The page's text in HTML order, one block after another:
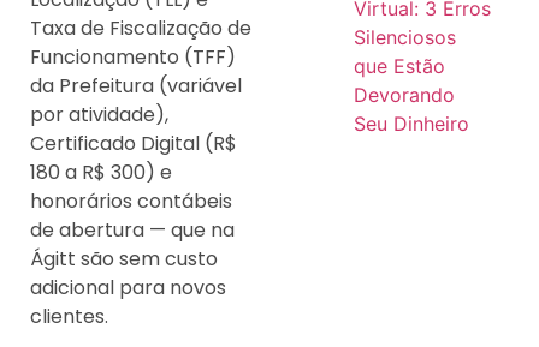
Taxa de Fiscalização de
Funcionamento (TFF)
da Prefeitura (variável
por atividade),
Certificado Digital (R$
180 a R$ 300) e
honorários contábeis
de abertura — que na
Ágitt são sem custo
adicional para novos
clientes.
Virtual: 3 Erros
Silenciosos
que Estão
Devorando
Seu Dinheiro